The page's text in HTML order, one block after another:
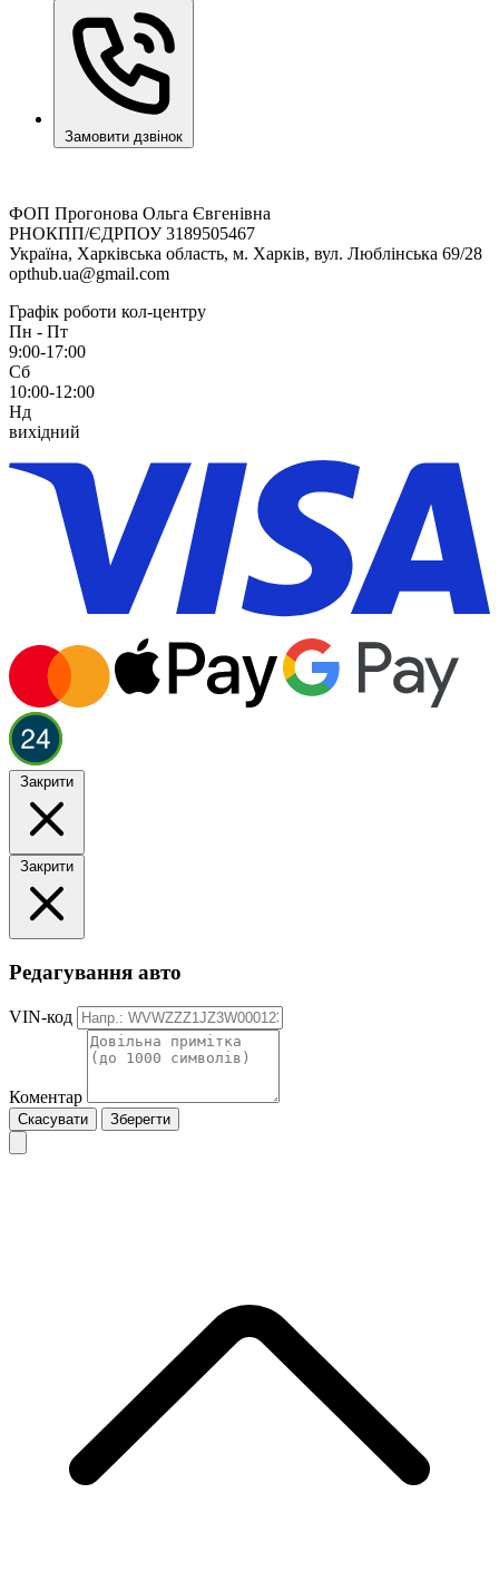
Замовити дзвінок
ФОП Прогонова Ольга Євгенівна
РНОКПП/ЄДРПОУ 3189505467
Україна, Харківська область, м. Харків, вул. Люблінська 69/28
opthub.ua@gmail.com
Графік роботи кол-центру
Пн - Пт
9:00-17:00
Сб
10:00-12:00
Нд
вихідний
Закрити
Закрити
Редагування авто
VIN-код
Коментар
Скасувати Зберегти